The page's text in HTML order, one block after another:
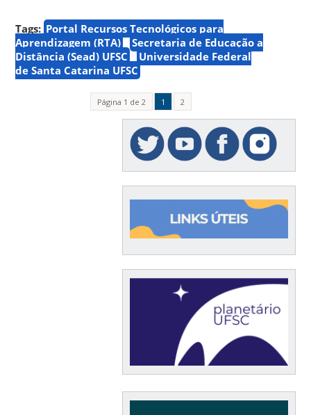
Tags: Portal Recursos Tecnológicos para
Aprendizagem (RTA)
Secretaria de Educação a
Distância (Sead) UFSC
Universidade Federal
de Santa Catarina UFSC
Página 1 de 2 1 2